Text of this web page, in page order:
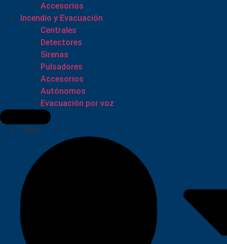
Accesorios
Incendio y Evacuación
Centrales
Detectores
Sirenas
Pulsadores
Accesorios
Autónomos
Evacuación por voz
Otros